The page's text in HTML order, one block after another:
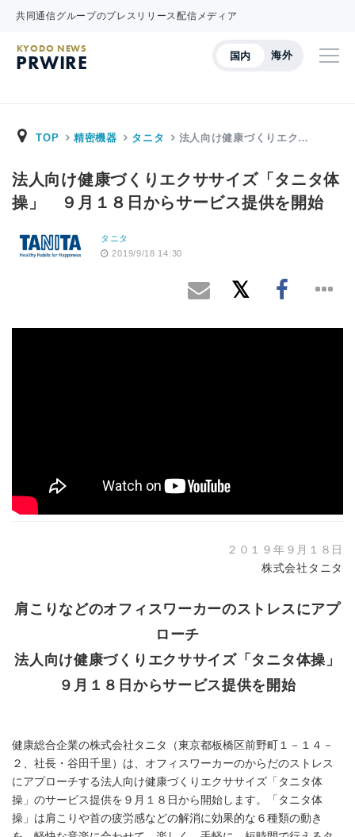
共同通信グループのプレスリリース配信メディア
国内 海外
KYODO NEWS
PRWIRE
TOP 精密機器 タニタ 法人向け健康づくりエク…
法人向け健康づくりエクササイズ「タニタ体
操」 ９月１８日からサービス提供を開始
タニタ
2019/9/18 14:30
２０１９年９月１８日
株式会社タニタ
肩こりなどのオフィスワーカーのストレスにアプ
ローチ
法人向け健康づくりエクササイズ「タニタ体操」
９月１８日からサービス提供を開始
健康総合企業の株式会社タニタ（東京都板橋区前野町１－１４－
２、社長・谷田千里）は、オフィスワーカーのからだのストレス
にアプローチする法人向け健康づくりエクササイズ「タニタ体
操」のサービス提供を９月１８日から開始します。「タニタ体
操」は肩こりや首の疲労感などの解消に効果的な６種類の動き